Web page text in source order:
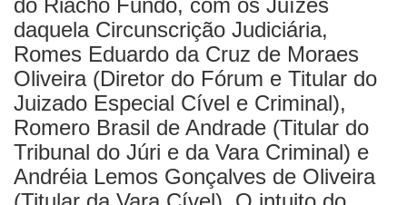
daquela Circunscrição Judiciária,
Romes Eduardo da Cruz de Moraes
Oliveira (Diretor do Fórum e Titular do
Juizado Especial Cível e Criminal),
Romero Brasil de Andrade (Titular do
Tribunal do Júri e da Vara Criminal) e
Andréia Lemos Gonçalves de Oliveira